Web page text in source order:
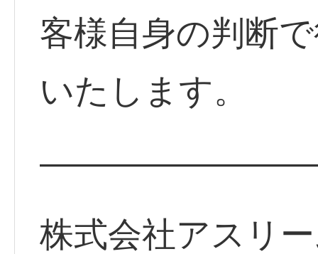
客様自身の判断
いたします。
株式会社アスリ